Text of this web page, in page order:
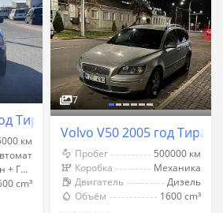
Тирасполь
км
Бензин + Газ (Метан)
cm³
7
Volvo V50 2005 год
Пробег
500000 км
Коробка
Механика
Двигатель
Дизель
Объём
1600 cm³